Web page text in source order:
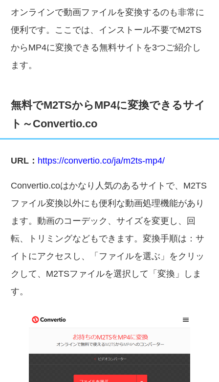
オンラインで動画ファイルを変換するのも非常に
便利です。ここでは、インストール不要でM2TS
からMP4に変換できる無料サイトを3つご紹介し
ます。
無料でM2TSからMP4に変換できるサイ
ト～Convertio.co
URL： https://convertio.co/ja/m2ts-mp4/
Convertio.coはかなり人気のあるサイトで、M2TS
ファイル変換以外にも便利な動画処理機能があり
ます。動画のコーデック、サイズを変更し、回
転、トリミングなどもできます。変換手順は：サ
イトにアクセスし、「ファイルを選ぶ」をクリッ
クして、M2TSファイルを選択して「変換」しま
す。